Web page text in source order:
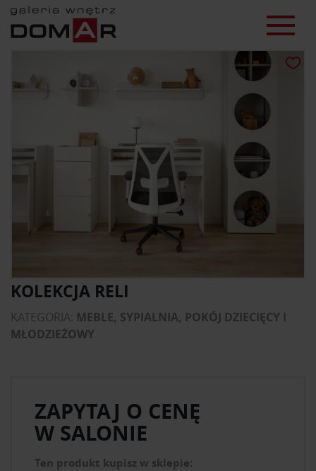
KOLEKCJA RELI
KATEGORIA: MEBLE, SYPIALNIA, POKÓJ DZIECIĘCY I
MŁODZIEŻOWY
ZAPYTAJ O CENĘ
W SALONIE
Ten produkt kupisz w sklepie: